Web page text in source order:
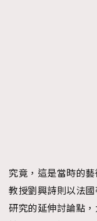
究竟，這是當時的
教授劉興詩則以法
研究的延伸討論點